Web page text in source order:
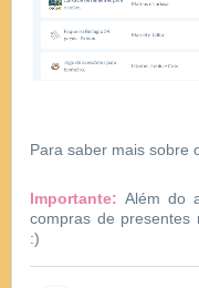
Para saber mais sobre
Importante: Além do
compras de presentes
:)